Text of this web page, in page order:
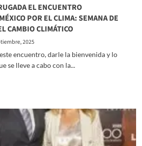
EL ENCUENTRO
POR EL CLIMA: SEMANA DE
CAMBIO CLIMÁTICO
2025
encuentro, darle la bienvenida y lo
se lleve a cabo con la...